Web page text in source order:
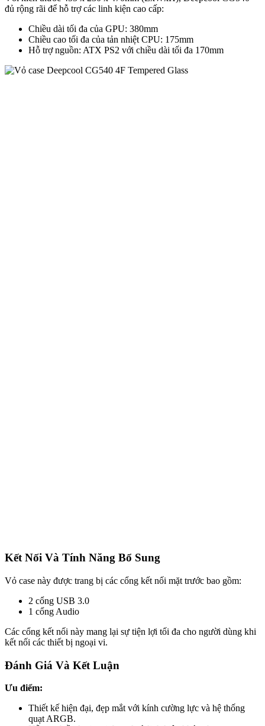
đủ rộng rãi để hỗ trợ các linh kiện cao cấp:
Chiều dài tối đa của GPU: 380mm
Chiều cao tối đa của tản nhiệt CPU: 175mm
Hỗ trợ nguồn: ATX PS2 với chiều dài tối đa 170mm
Kết Nối Và Tính Năng Bổ Sung
Vỏ case này được trang bị các cổng kết nối mặt trước bao gồm:
2 cổng USB 3.0
1 cổng Audio
Các cổng kết nối này mang lại sự tiện lợi tối đa cho người dùng khi
kết nối các thiết bị ngoại vi.
Đánh Giá Và Kết Luận
Ưu điểm:
Thiết kế hiện đại, đẹp mắt với kính cường lực và hệ thống
quạt ARGB.